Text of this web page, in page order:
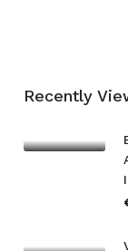
Recently